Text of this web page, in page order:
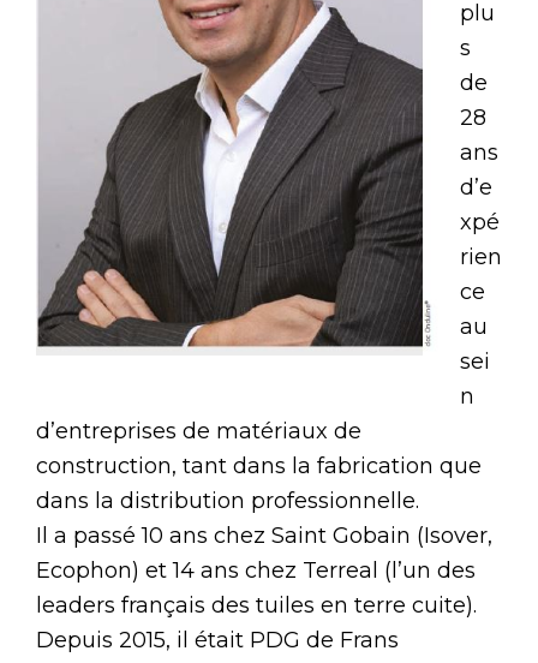
plu
s
de
28
ans
d’e
xpé
rien
ce
au
sei
n
d’entreprises de matériaux de
construction, tant dans la fabrication que
dans la distribution professionnelle.
Il a passé 10 ans chez Saint Gobain (Isover,
Ecophon) et 14 ans chez Terreal (l’un des
leaders français des tuiles en terre cuite).
Depuis 2015, il était PDG de Frans